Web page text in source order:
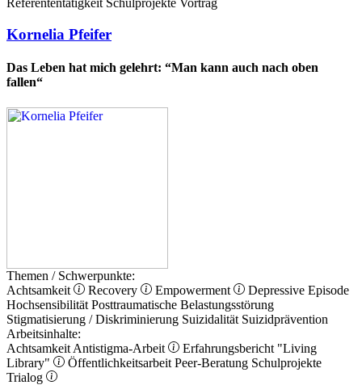
Referententätigkeit Schulprojekte Vortrag
Kornelia Pfeifer
Das Leben hat mich gelehrt: “Man kann auch nach oben
fallen“
Themen / Schwerpunkte:
Achtsamkeit
Recovery Empowerment
Depressive Episode
Hochsensibilität Posttraumatische Belastungsstörung
Stigmatisierung / Diskriminierung Suizidalität Suizidprävention
Arbeitsinhalte:
Achtsamkeit Antistigma-Arbeit Erfahrungsbericht "Living
Library"
Öffentlichkeitsarbeit Peer-Beratung Schulprojekte
Trialog